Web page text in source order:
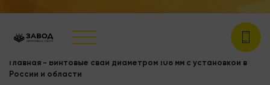
Главная - Винтовые сваи диаметром 108 мм с установкой в
России и области